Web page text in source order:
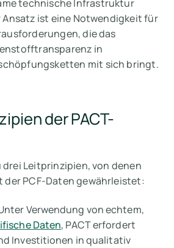
technische Infrastruktur
ist eine Notwendigkeit für
die das
in
mit sich bringt.
der PACT-
drei Leitprinzipien, von denen
PCF-Daten gewährleistet:
Verwendung von echtem,
Daten, PACT erfordert
Investitionen in qualitativ